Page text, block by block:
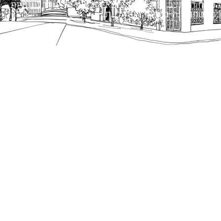
הנוסח המחייב הוא זה הקבוע בהוראות הדין הרלוונטיות
כפי שתהיינה בתוקף מעת לעת.